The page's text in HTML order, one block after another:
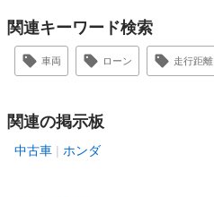
関連キーワード検索
車両 ローン 走行距離
関連の掲示板
中古車 ホンダ